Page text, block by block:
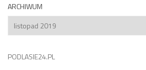
ARCHIWUM
Archiwum
PODLASIE24.PL